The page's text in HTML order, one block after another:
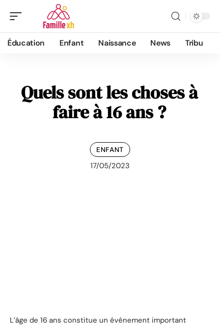
Éducation Enfant Naissance News Tribu
Quels sont les choses à
faire à 16 ans ?
ENFANT
17/05/2023
L’âge de 16 ans constitue un événement important